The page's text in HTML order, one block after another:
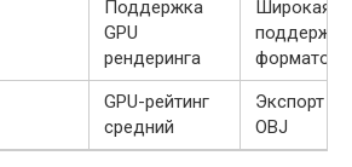
Поддержка
GPU
рендеринга
Широкая
поддержка
форматов
GPU-рейтинг
средний
Экспорт
OBJ